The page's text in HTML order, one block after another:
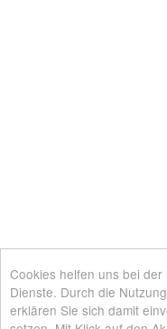
Cookies helfen uns bei
Dienste. Durch die
erklären Sie sich damit